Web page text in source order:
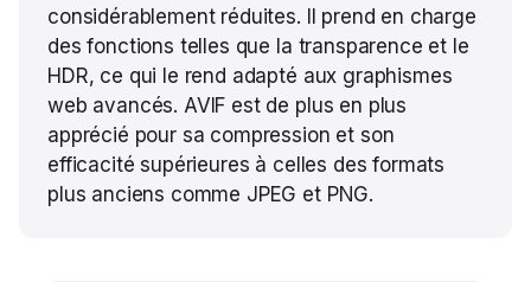
considérablement réduites. Il prend en charge
des fonctions telles que la transparence et le
HDR, ce qui le rend adapté aux graphismes
web avancés. AVIF est de plus en plus
apprécié pour sa compression et son
efficacité supérieures à celles des formats
plus anciens comme JPEG et PNG.